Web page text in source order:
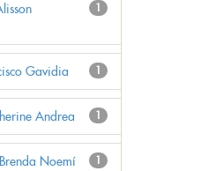
1
1
Gavidia
1
Andrea
1
Noemí